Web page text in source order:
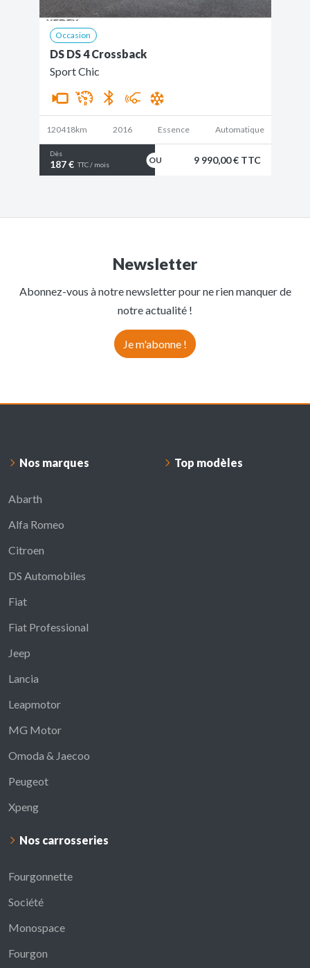
Occasion
DS DS 4 Crossback
Sport Chic
120418km 2016 Essence Automatique
Dès
187 € TTC / mois 9 990,00 € TTC
Newsletter
Abonnez-vous à notre newsletter pour ne rien manquer de
notre actualité !
Je m'abonne !
Nos marques
Abarth
Alfa Romeo
Citroen
DS Automobiles
Fiat
Fiat Professional
Jeep
Lancia
Leapmotor
MG Motor
Omoda & Jaecoo
Peugeot
Xpeng
Top modèles
Nos carrosseries
Fourgonnette
Société
Monospace
Fourgon